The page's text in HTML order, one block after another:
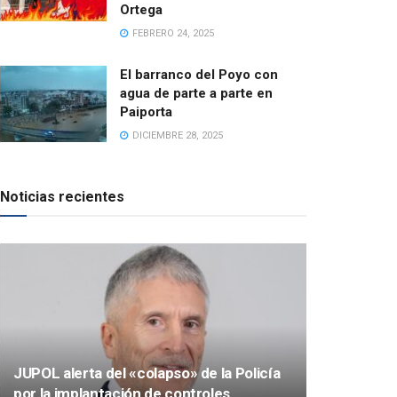
Ortega
FEBRERO 24, 2025
El barranco del Poyo con
agua de parte a parte en
Paiporta
DICIEMBRE 28, 2025
Noticias recientes
JUPOL alerta del «colapso» de la Policía